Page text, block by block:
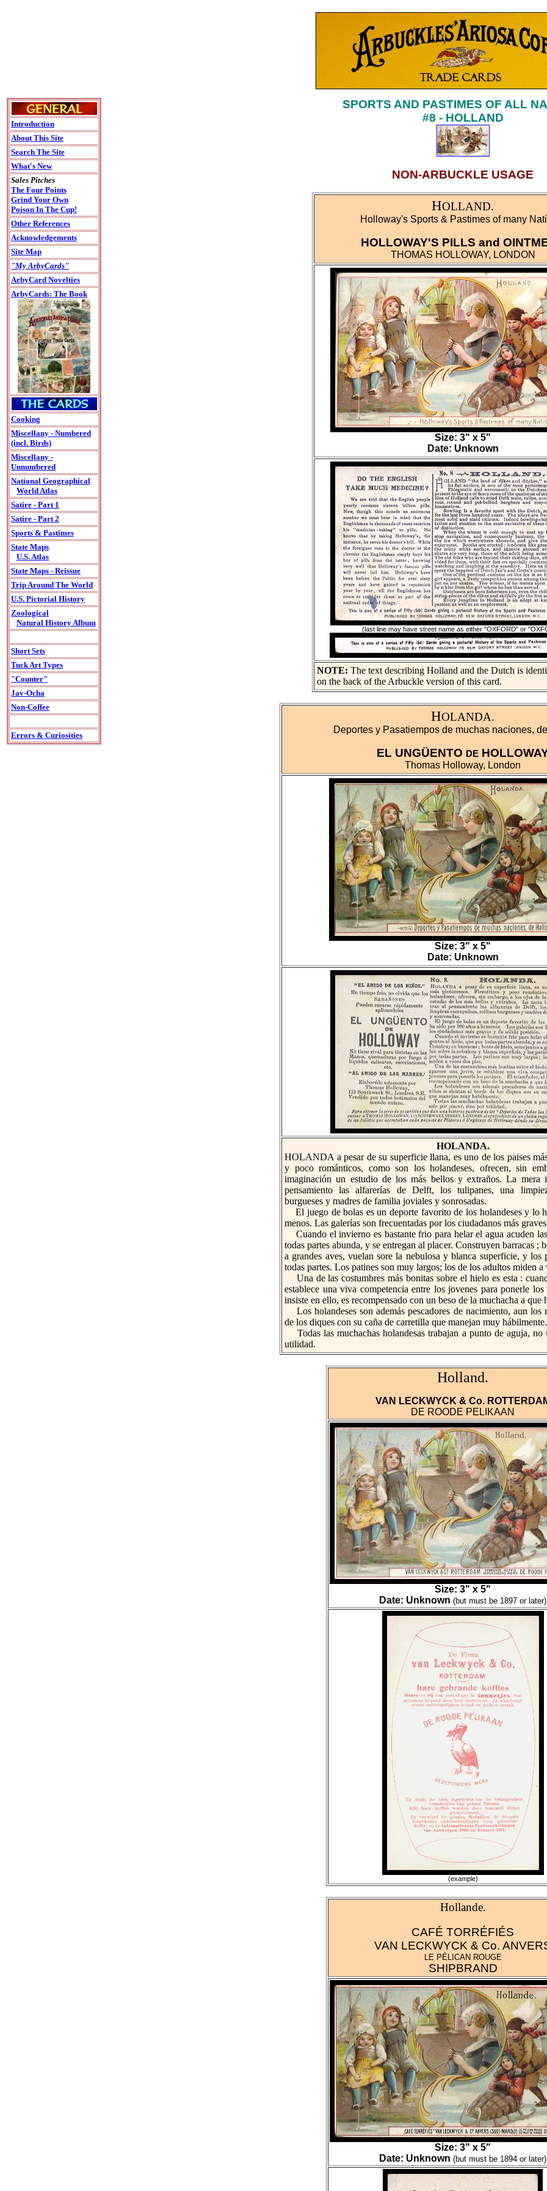
Introduction
About This Site
Search The Site
What's New
Sales Pitches
The Four Points
Grind Your Own
Poison In The Cup!
Other References
Acknowledgements
Site Map
"My ArbyCards"
ArbyCard Novelties
ArbyCards: The Book
Cooking
Miscellany - Numbered
(incl. Birds)
Miscellany -
Unnumbered
National Geographical
World Atlas
Satire - Part 1
Satire - Part 2
Sports & Pastimes
State Maps
U.S. Atlas
State Maps - Reissue
Trip Around The World
U.S. Pictorial History
Zoological
Natural History Album
Short Sets
Tuck Art Types
"Counter"
Jav-Ocha
Non-Coffee
Errors & Curiosities
SPORTS AND PASTIMES OF ALL
#8 - HOLLAND
NON-ARBUCKLE USAGE
HOLLAND.
Holloway's Sports & Pastimes of many
HOLLOWAY'S PILLS and
THOMAS HOLLOWAY, LONDON
Size: 3" x 5"
Date: Unknown
(last line may have street name as either "OXFORD" or
NOTE: The text describing Holland and the Dutch is
on the back of the Arbuckle version of this card.
HOLANDA.
Deportes y Pasatiempos de muchas naciones,
EL UNGÜENTO DE
Thomas Holloway, London
Size: 3" x 5"
Date: Unknown
HOLANDA.
HOLANDA a pesar de su superficie llana, es uno de los paises
y poco románticos, como son los holandeses, ofrecen, sin
imaginación un estudio de los más bellos y extraños. La mera
pensamiento las alfarerías de Delft, los tulipanes, una
burgueses y madres de familia joviales y sonrosadas.
El juego de bolas es un deporte favorito de los holandeses y lo
menos. Las galerías son frecuentadas por los ciudadanos más
Cuando el invierno es bastante frio para helar el agua acuden
todas partes abunda, y se entregan al placer. Construyen barracas ;
a grandes aves, vuelan sore la nebulosa y blanca superficie, y los
todas partes. Los patines son muy largos; los de los adultos miden a
Una de las costumbres más bonitas sobre el hielo es esta :
establece una viva competencia entre los jovenes para ponerle
insiste en ello, es recompensado con un beso de la muchacha a que
Los holandeses son además pescadores de nacimiento, aun los
de los diques con su caña de carretilla que manejan muy hábilmente.
Todas las muchachas holandesas trabajan a punto de aguja,
utilidad.
Holland.
VAN LECKWYCK & Co.
DE ROODE PELIKAAN
Size: 3" x 5"
Date: Unknown (but must be 1897 or later)
(example)
Hollande.
CAFÉ TORRÉFIÉS
VAN LECKWYCK & Co.
LE PÉLICAN ROUGE
SHIPBRAND
Size: 3" x 5"
Date: Unknown (but must be 1894 or later)